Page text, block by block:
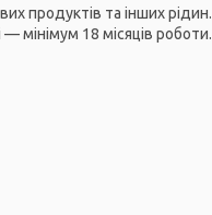
продуктів та інших рідин.
— мінімум 18 місяців роботи.